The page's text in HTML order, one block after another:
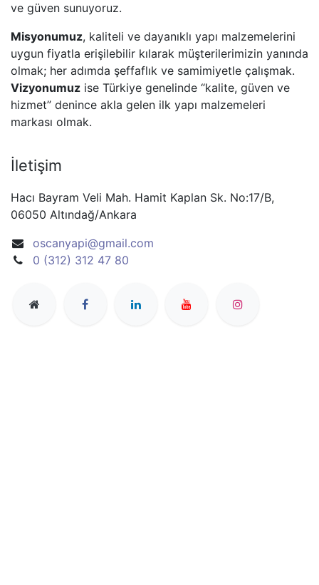
ve güven sunuyoruz.
Misyonumuz, kaliteli ve dayanıklı yapı malzemelerini
uygun fiyatla erişilebilir kılarak müşterilerimizin yanında
olmak; her adımda şeffaflık ve samimiyetle çalışmak.
Vizyonumuz ise Türkiye genelinde “kalite, güven ve
hizmet” denince akla gelen ilk yapı malzemeleri
markası olmak.
İletişim
Hacı Bayram Veli Mah. Hamit Kaplan Sk. No:17/B,
06050 Altındağ/Ankara
oscanyapi@gmail.com
0 (312) 312 47 80